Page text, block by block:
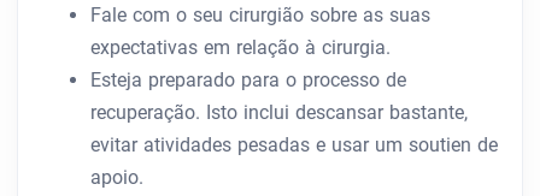
Fale com o seu cirurgião sobre as suas
expectativas em relação à cirurgia.
Esteja preparado para o processo de
recuperação. Isto inclui descansar bastante,
evitar atividades pesadas e usar um soutien de
apoio.